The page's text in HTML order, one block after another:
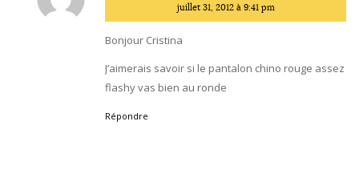
:
juillet 31, 2012 à 9:41 pm
Bonjour Cristina
J’aimerais savoir si le pantalon chino rouge assez
flashy vas bien au ronde
Répondre